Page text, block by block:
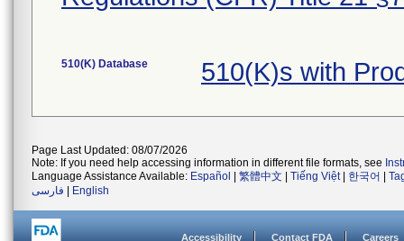
510(K) Database 510(K)s with
Page Last Updated: 08/07/2026
Note: If you need help accessing information in different file formats, see
Language Assistance Available: Español 繁體中文 Tiếng Việt| 한국어
فارسی
English
Accessibility Contact FDA Careers